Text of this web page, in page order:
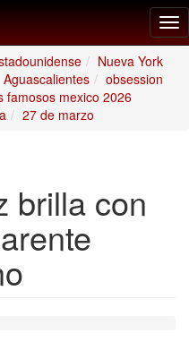
Nueva York
Aguascalientes
obsession
famosos mexico 2026
27 de marzo
brilla con